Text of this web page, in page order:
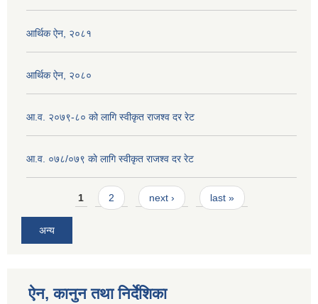
आर्थिक ऐन, २०८१
आर्थिक ऐन, २०८०
आ.व. २०७९-८० को लागि स्वीकृत राजश्व दर रेट
आ.व. ०७८/०७९ काे लागि स्वीकृत राजश्व दर रेट
Pages1 2 next › last »
अन्य
ऐन, कानुन तथा निर्देशिका